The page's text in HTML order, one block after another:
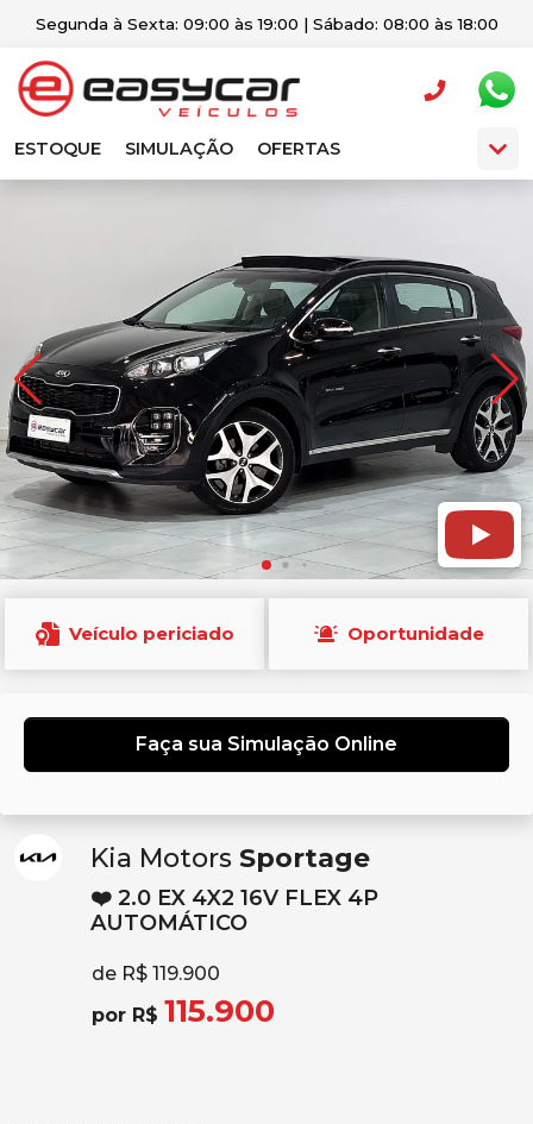
Segunda à Sexta: 09:00 às 19:00 | Sábado: 08:00 às 18:00
ESTOQUE SIMULAÇÃO OFERTAS
Veículo periciado Oportunidade
Faça sua Simulação Online
Kia Motors Sportage
❤️ 2.0 EX 4X2 16V FLEX 4P
AUTOMÁTICO
de R$ 119.900
por R$ 115.900